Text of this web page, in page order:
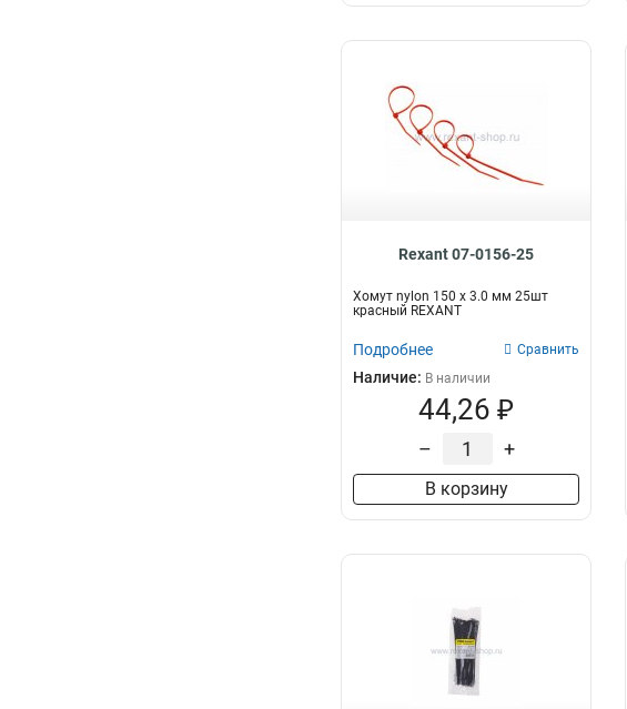
Rexant 07-0156-25
Хомут nylon 150 х 3.0 мм 25шт
красный REXANT
Подробнее Сравнить
Наличие: В наличии
44,26 ₽
– +
В корзину